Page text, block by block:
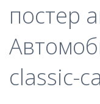
постер
classic-